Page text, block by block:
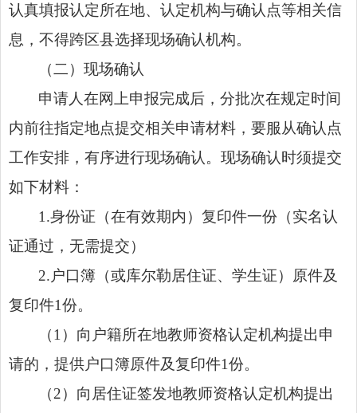
认真填报认定所在地、认定机构与确认点等相关信
息，不得跨区县选择现场确认机构。
（二）现场确认
申请人在网上申报完成后，分批次在规定时间
内前往指定地点提交相关申请材料，要服从确认点
工作安排，有序进行现场确认。现场确认时须提交
如下材料：
1.身份证（在有效期内）复印件一份（实名认
证通过，无需提交）
2.户口簿（或库尔勒居住证、学生证）原件及
复印件1份。
（1）向户籍所在地教师资格认定机构提出申
请的，提供户口簿原件及复印件1份。
（2）向居住证签发地教师资格认定机构提出